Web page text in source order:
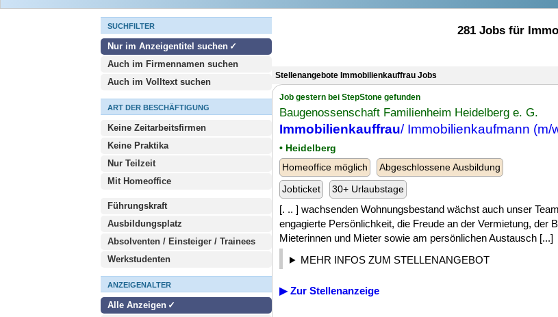
SUCHFILTER
Nur im Anzeigentitel suchen
Auch im Firmennamen suchen
Auch im Volltext suchen
ART DER BESCHÄFTIGUNG
Keine Zeitarbeitsfirmen
Keine Praktika
Nur Teilzeit
Mit Homeoffice
Führungskraft
Ausbildungsplatz
Absolventen / Einsteiger / Trainees
Werkstudenten
ANZEIGENALTER
Alle Anzeigen
281 Jobs für
Stellenangebote Immobilienkauffrau Jobs
Job gestern bei StepStone gefunden
Baugenossenschaft Familienheim Heidelberg e. G.
Immobilienkauffrau/ Immobilienkaufmann (m/
• Heidelberg
Homeoffice möglich
Abgeschlossene Ausbildung
Jobticket
30+ Urlaubstage
[. .. ] wachsenden Wohnungsbestand wächst auch unser
engagierte Persönlichkeit, die Freude an der Vermietung, der
Mieterinnen und Mieter sowie am persönlichen Austausch [...]
MEHR INFOS ZUM STELLENANGEBOT
▶ Zur Stellenanzeige